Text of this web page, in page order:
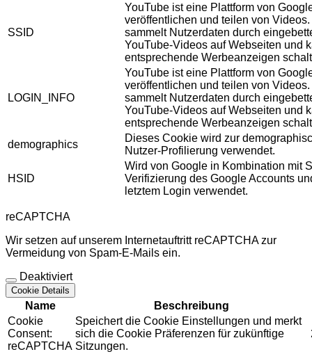
SSID
YouTube ist eine Plattform von
veröffentlichen und teilen von
sammelt Nutzerdaten durch
YouTube-Videos auf Webseiten und
entsprechende Werbeanzeigen
LOGIN_INFO
YouTube ist eine Plattform von
veröffentlichen und teilen von
sammelt Nutzerdaten durch
YouTube-Videos auf Webseiten und
entsprechende Werbeanzeigen
demographics
Dieses Cookie wird zur
Nutzer-Profilierung verwendet.
HSID
Wird von Google in Kombination mit
Verifizierung des Google Accounts
letztem Login verwendet.
reCAPTCHA
Wir setzen auf unserem Internetauftritt reCAPTCHA zur
Vermeidung von Spam-E-Mails ein.
Deaktiviert
Cookie Details
Name
Beschreibung
Cookie
Consent:
reCAPTCHA
Speichert die Cookie Einstellungen und merkt
sich die Cookie Präferenzen für zukünftige
Sitzungen.